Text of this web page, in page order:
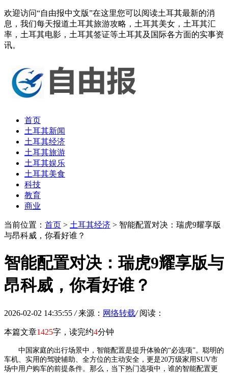
欢迎访问“自由报中文版”在这里您可以阅读土耳其最新的消
息，我们每天报道土耳其旅游攻略，土耳其美女，土耳其汇
率，土耳其电影，土耳其签证等土耳其及国际各方面的实事资
讯。
首页
土耳其新闻
土耳其经济
土耳其旅游
土耳其娱乐
土耳其美食
科技
教育
商业
当前位置： 首页 > 土耳其经济 > 智能配置对决：瑞虎9耀享版
与昂科威，你看好谁？
智能配置对决：瑞虎9耀享版与
昂科威，你看好谁？
2026-02-02 14:35:55 / 来源： 网络转载/ 阅读：
本篇文章1425字，读完约4分钟
中国家庭的出行场景中，智能配置是提升体验的“必选项”。聪明的
车机、实用的驾驶辅助、全方位的主动安全，更是20万级家用SUV市
场中用户购车的前提条件。那么，当下热门选项中，谁的智能配置更